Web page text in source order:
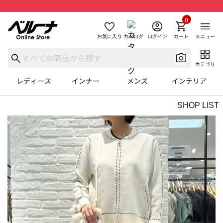
お気に入り カタログ ログイン カート
0
メニュー
カテゴリ
レディース インナー メンズ インテリア
SHOP LIST